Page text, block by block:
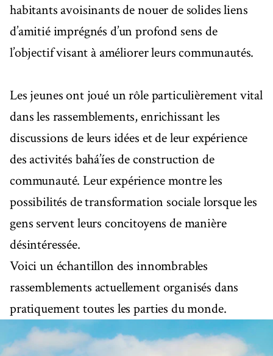
habitants avoisinants de nouer de solides liens
d’amitié imprégnés d’un profond sens de
l’objectif visant à améliorer leurs communautés.
Les jeunes ont joué un rôle particulièrement vital
dans les rassemblements, enrichissant les
discussions de leurs idées et de leur expérience
des activités bahá’íes de construction de
communauté. Leur expérience montre les
possibilités de transformation sociale lorsque les
gens servent leurs concitoyens de manière
désintéressée.
Voici un échantillon des innombrables
rassemblements actuellement organisés dans
pratiquement toutes les parties du monde.